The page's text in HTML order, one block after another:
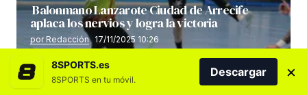
Balonmano Lanzarote Ciudad de Arrecife
aplaca los nervios y logra la victoria
por Redacción 17/11/2025 10:26
8SPORTS.es
8SPORTS en tu móvil.
Descargar ×